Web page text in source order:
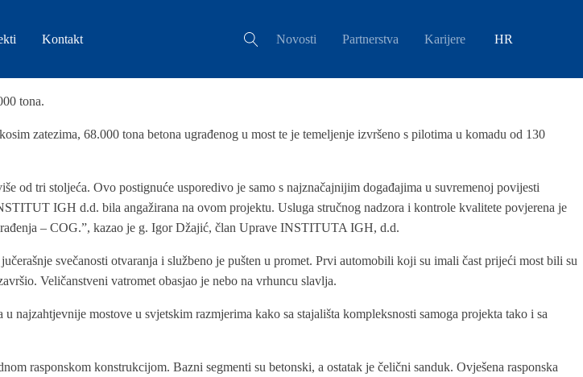
Kontakt Novosti Partnerstva Karijere HR
tona.
zatezima, 68.000 tona betona ugrađenog u most te je temeljenje izvršeno s pilotima u komadu od 130
od tri stoljeća. Ovo postignuće usporedivo je samo s najznačajnijim događajima u suvremenoj povijesti
IGH d.d. bila angažirana na ovom projektu. Usluga stručnog nadzora i kontrole kvalitete povjerena je
– COG.”, kazao je g. Igor Džajić, član Uprave INSTITUTA IGH, d.d.
svečanosti otvaranja i službeno je pušten u promet. Prvi automobili koji su imali čast prijeći most bili su
Veličanstveni vatromet obasjao je nebo na vrhuncu slavlja.
mostove u svjetskim razmjerima kako sa stajališta kompleksnosti samoga projekta tako i sa
rasponskom konstrukcijom. Bazni segmenti su betonski, a ostatak je čelični sanduk. Ovješena rasponska